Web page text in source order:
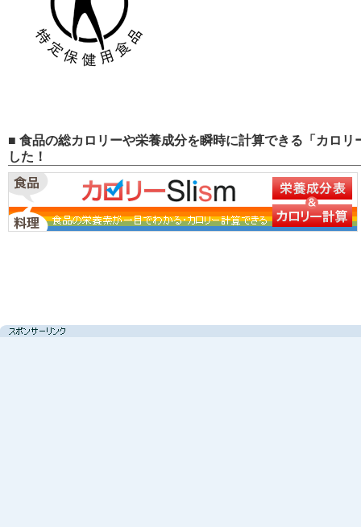
■ 食品の総カロリーや栄養成分を瞬時に計算できる「カロ
した！